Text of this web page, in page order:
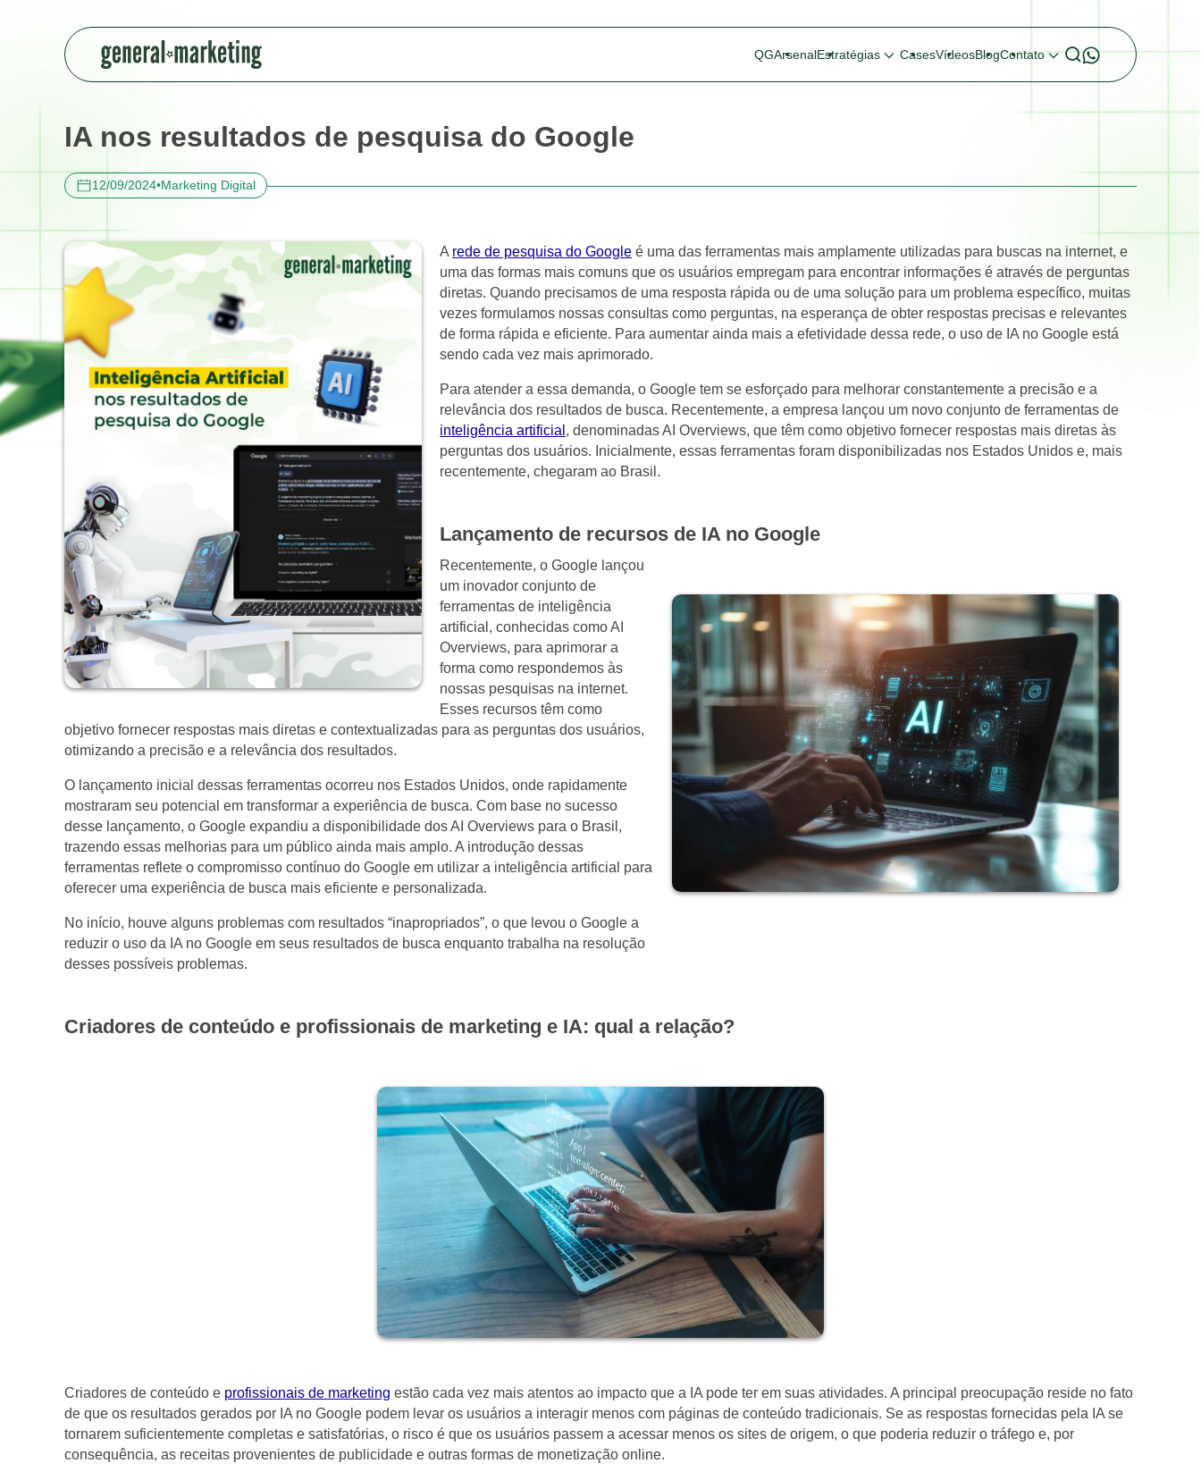
QGArsenalEstratégias CasesVídeosBlogContato
IA nos resultados de pesquisa do Google
12/09/2024•Marketing Digital
A rede de pesquisa do Google é uma das ferramentas mais amplamente utilizadas para buscas na internet, e
uma das formas mais comuns que os usuários empregam para encontrar informações é através de perguntas
diretas. Quando precisamos de uma resposta rápida ou de uma solução para um problema específico, muitas
vezes formulamos nossas consultas como perguntas, na esperança de obter respostas precisas e relevantes
de forma rápida e eficiente. Para aumentar ainda mais a efetividade dessa rede, o uso de IA no Google está
sendo cada vez mais aprimorado.
Para atender a essa demanda, o Google tem se esforçado para melhorar constantemente a precisão e a
relevância dos resultados de busca. Recentemente, a empresa lançou um novo conjunto de ferramentas de
inteligência artificial , denominadas AI Overviews, que têm como objetivo fornecer respostas mais diretas às
perguntas dos usuários. Inicialmente, essas ferramentas foram disponibilizadas nos Estados Unidos e, mais
recentemente, chegaram ao Brasil.
Lançamento de recursos de IA no Google
Recentemente, o Google lançou
um inovador conjunto de
ferramentas de inteligência
artificial, conhecidas como AI
Overviews, para aprimorar a
forma como respondemos às
nossas pesquisas na internet.
Esses recursos têm como
objetivo fornecer respostas mais diretas e contextualizadas para as perguntas dos usuários,
otimizando a precisão e a relevância dos resultados.
O lançamento inicial dessas ferramentas ocorreu nos Estados Unidos, onde rapidamente
mostraram seu potencial em transformar a experiência de busca. Com base no sucesso
desse lançamento, o Google expandiu a disponibilidade dos AI Overviews para o Brasil,
trazendo essas melhorias para um público ainda mais amplo. A introdução dessas
ferramentas reflete o compromisso contínuo do Google em utilizar a inteligência artificial para
oferecer uma experiência de busca mais eficiente e personalizada.
No início, houve alguns problemas com resultados “inapropriados”, o que levou o Google a
reduzir o uso da IA no Google em seus resultados de busca enquanto trabalha na resolução
desses possíveis problemas.
Criadores de conteúdo e profissionais de marketing e IA: qual a relação?
Criadores de conteúdo e profissionais de marketing estão cada vez mais atentos ao impacto que a IA pode ter em suas atividades. A principal preocupação reside no fato
de que os resultados gerados por IA no Google podem levar os usuários a interagir menos com páginas de conteúdo tradicionais. Se as respostas fornecidas pela IA se
tornarem suficientemente completas e satisfatórias, o risco é que os usuários passem a acessar menos os sites de origem, o que poderia reduzir o tráfego e, por
consequência, as receitas provenientes de publicidade e outras formas de monetização online.